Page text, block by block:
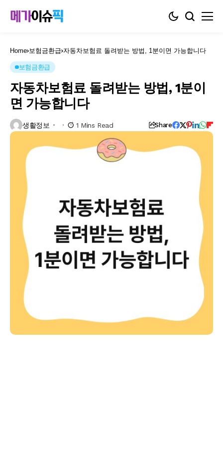
Home 보험금환급 자동차보험료 돌려받는 방법, 1분이면 가능합니다
보험금환급
자동차보험료 돌려받는 방법, 1분이
면 가능합니다
생활정보 1 Mins Read Share